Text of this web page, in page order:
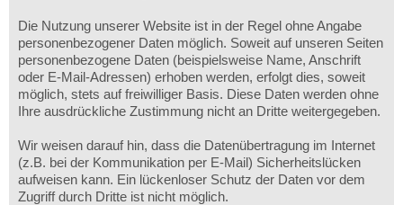
Die Nutzung unserer Website ist in der Regel ohne Angabe
personenbezogener Daten möglich. Soweit auf unseren Seiten
personenbezogene Daten (beispielsweise Name, Anschrift
oder E-Mail-Adressen) erhoben werden, erfolgt dies, soweit
möglich, stets auf freiwilliger Basis. Diese Daten werden ohne
Ihre ausdrückliche Zustimmung nicht an Dritte weitergegeben.
Wir weisen darauf hin, dass die Datenübertragung im Internet
(z.B. bei der Kommunikation per E-Mail) Sicherheitslücken
aufweisen kann. Ein lückenloser Schutz der Daten vor dem
Zugriff durch Dritte ist nicht möglich.